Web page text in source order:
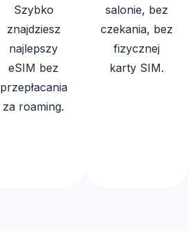
Szybko
znajdziesz
najlepszy
eSIM bez
przepłacania
za roaming.
salonie, bez
czekania, bez
fizycznej
karty SIM.